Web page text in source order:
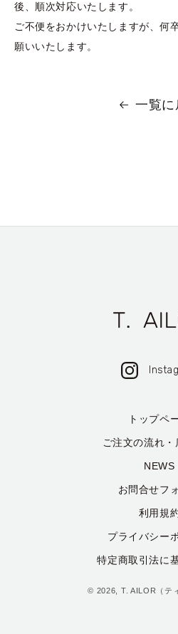
後、順次対応いたします。
ご不便をおかけいたしますが、何
願いいたします。
一覧に
トップペ
ご注文の流れ
NEWS
お問合せフ
利用規
プライバシー
特定商取引法に
© 2026, T. AILOR （テ